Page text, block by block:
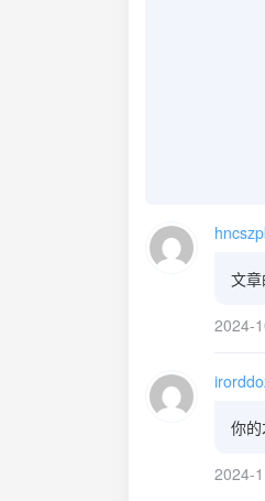
文
2024-
你
2024-